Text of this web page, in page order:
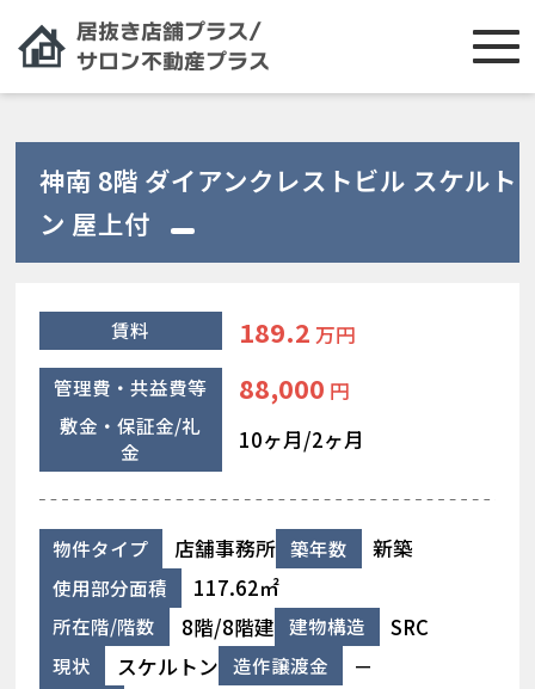
神南 8階 ダイアンクレストビル スケルト
ン 屋上付
賃料 189.2 万円
管理費・共益費等 88,000 円
敷金・保証金/礼
金
10ヶ月/2ヶ月
物件タイプ 店舗事務所 築年数 新築
使用部分面積 117.62㎡
所在階/階数 8階/8階建 建物構造 SRC
現状 スケルトン 造作譲渡金 －